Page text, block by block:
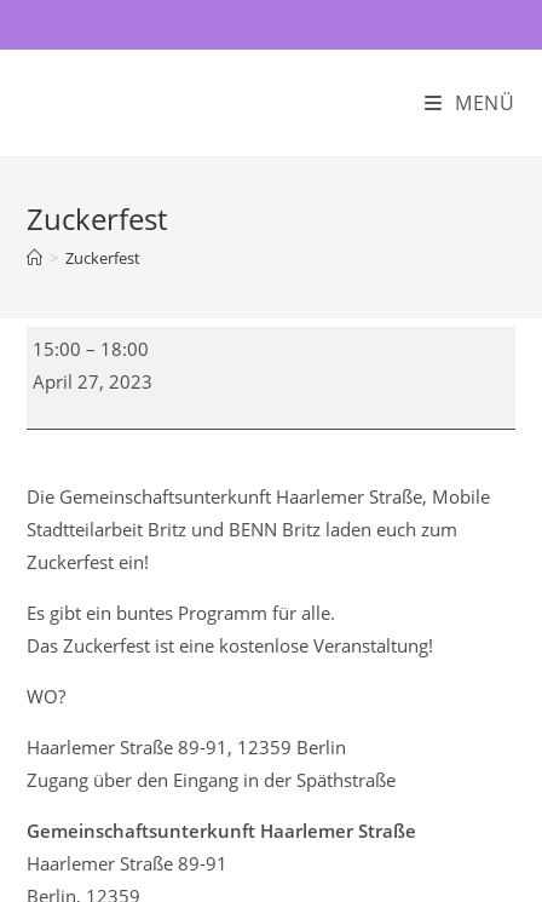
Inhalt
MENÜ
Zuckerfest
> Zuckerfest
Zuckerfest
15:00 – 18:00
April 27, 2023
Die Gemeinschaftsunterkunft Haarlemer Straße, Mobile
Stadtteilarbeit Britz und BENN Britz laden euch zum
Zuckerfest ein!
Es gibt ein buntes Programm für alle.
Das Zuckerfest ist eine kostenlose Veranstaltung!
WO?
Haarlemer Straße 89-91, 12359 Berlin
Zugang über den Eingang in der Späthstraße
Gemeinschaftsunterkunft Haarlemer Straße
Haarlemer Straße 89-91
Berlin, 12359